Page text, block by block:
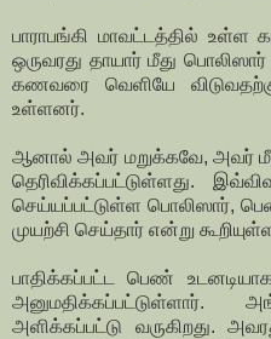
பாராபங்கி மாவட்டத்தில் உள்ள
ஒருவரது தாயார் மீது
கணவரை வெளியே
உள்ளனர்.
ஆனால் அவர் மறுக்கவே, அவர்
தெரிவிக்கப்பட்டுள்ளது.
செய்யப்பட்டுள்ள பொலிஸார்,
முயற்சி செய்தார் என்று
பாதிக்கப்பட்ட பெண்
அனுமதிக்கப்பட்டுள்ளார்.
அளிக்கப்பட்டு வருகிறது.